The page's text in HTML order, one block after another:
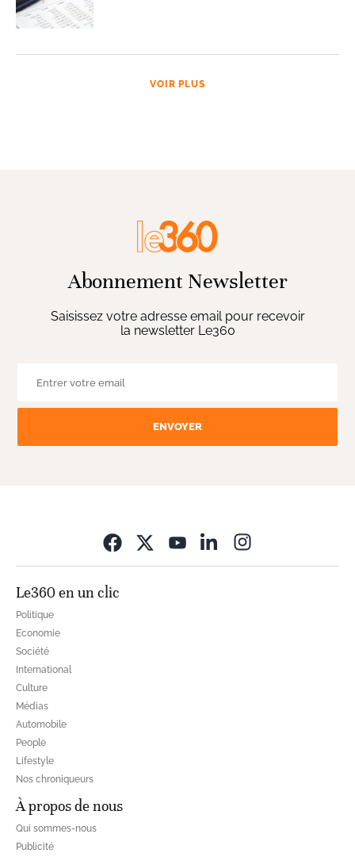
VOIR PLUS
Abonnement Newsletter
Saisissez votre adresse email pour recevoir
la newsletter Le360
ENVOYER
Le360 en un clic
Politique
Economie
Société
International
Culture
Médias
Automobile
People
Lifestyle
Nos chroniqueurs
À propos de nous
Qui sommes-nous
Publicité